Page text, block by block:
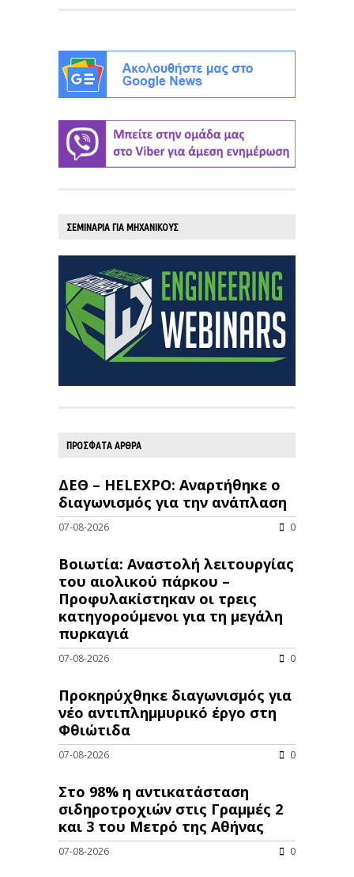
ΣΕΜΙΝΑΡΙΑ ΓΙΑ ΜΗΧΑΝΙΚΟΥΣ
ΠΡΟΣΦΑΤΑ ΑΡΘΡΑ
ΔΕΘ – HELEXPO: Αναρτήθηκε ο
διαγωνισμός για την ανάπλαση
07-08-2026 0
Βοιωτία: Αναστολή λειτουργίας
του αιολικού πάρκου –
Προφυλακίστηκαν οι τρεις
κατηγορούμενοι για τη μεγάλη
πυρκαγιά
07-08-2026 0
Προκηρύχθηκε διαγωνισμός για
νέo αντιπλημμυρικό έργο στη
Φθιώτιδα
07-08-2026 0
Στο 98% η αντικατάσταση
σιδηροτροχιών στις Γραμμές 2
και 3 του Μετρό της Αθήνας
07-08-2026 0